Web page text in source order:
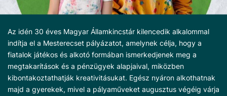
Az idén 30 éves Magyar Államkincstár kilencedik alkalommal
indítja el a Mesterecset pályázatot, amelynek célja, hogy a
fiatalok játékos és alkotó formában ismerkedjenek meg a
megtakarítások és a pénzügyek alapjaival, miközben
kibontakoztathatják kreativitásukat. Egész nyáron alkothatnak
majd a gyerekek, mivel a pályaműveket augusztus végéig várja